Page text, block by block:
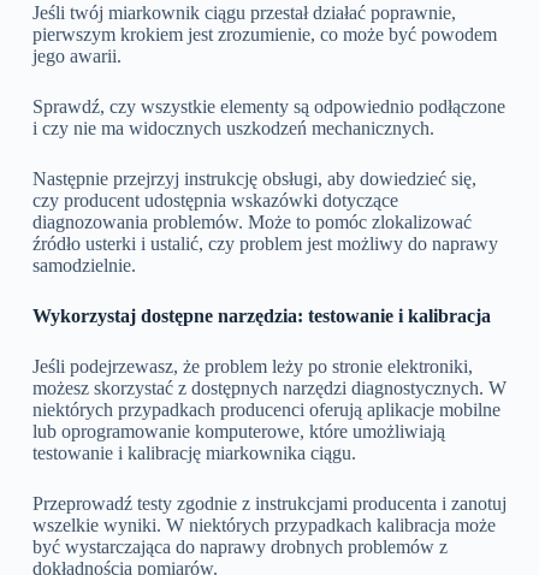
Jeśli twój miarkownik ciągu przestał działać poprawnie,
pierwszym krokiem jest zrozumienie, co może być powodem
jego awarii.
Sprawdź, czy wszystkie elementy są odpowiednio podłączone
i czy nie ma widocznych uszkodzeń mechanicznych.
Następnie przejrzyj instrukcję obsługi, aby dowiedzieć się,
czy producent udostępnia wskazówki dotyczące
diagnozowania problemów. Może to pomóc zlokalizować
źródło usterki i ustalić, czy problem jest możliwy do naprawy
samodzielnie.
Wykorzystaj dostępne narzędzia: testowanie i kalibracja
Jeśli podejrzewasz, że problem leży po stronie elektroniki,
możesz skorzystać z dostępnych narzędzi diagnostycznych. W
niektórych przypadkach producenci oferują aplikacje mobilne
lub oprogramowanie komputerowe, które umożliwiają
testowanie i kalibrację miarkownika ciągu.
Przeprowadź testy zgodnie z instrukcjami producenta i zanotuj
wszelkie wyniki. W niektórych przypadkach kalibracja może
być wystarczająca do naprawy drobnych problemów z
dokładnością pomiarów.